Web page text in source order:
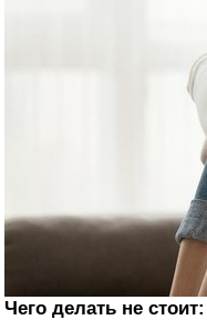
Чего делать не стоит: